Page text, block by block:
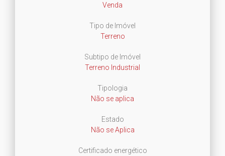
Venda
Tipo de Imóvel
Terreno
Subtipo de Imóvel
Terreno Industrial
Tipologia
Não se aplica
Estado
Não se Aplica
Certificado energético